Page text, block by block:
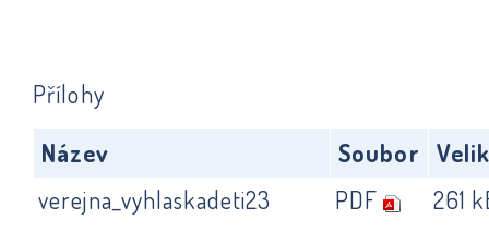
Přílohy
Název
Soubor
verejna_vyhlaskadeti23
PDF 261